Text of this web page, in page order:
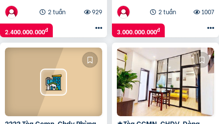
2 tuần
929
2.400.000.000đ
2 tuần
1007
3.000.000.000đ